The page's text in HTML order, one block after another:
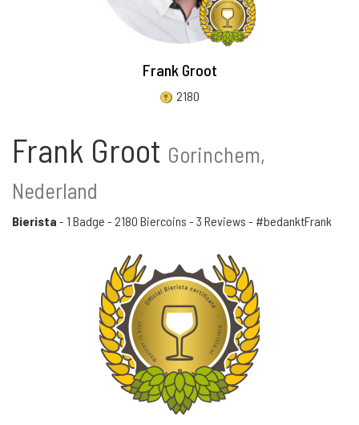
Frank Groot
2180
Frank Groot Gorinchem,
Nederland
Bierista - 1 Badge - 2180 Biercoins - 3 Reviews - #bedanktFrank